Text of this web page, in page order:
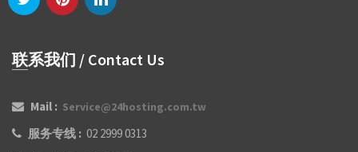
联系我们 / Contact Us
Mail : Service@24hosting.com.tw
服务专线 : 02 2999 0313